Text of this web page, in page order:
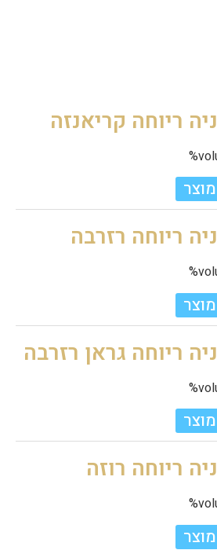
ריוחה קריאנזה
ריוחה רזרבה
ריוחה גראן רזרבה
ריוחה רוזה